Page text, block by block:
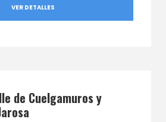
VER DETALLES
de Cuelgamuros y